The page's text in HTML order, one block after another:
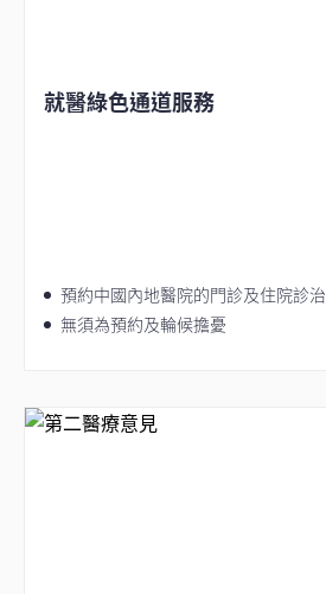
就醫綠色通道服務
預約中國內地醫院的門診及住院診治
無須為預約及輪候擔憂